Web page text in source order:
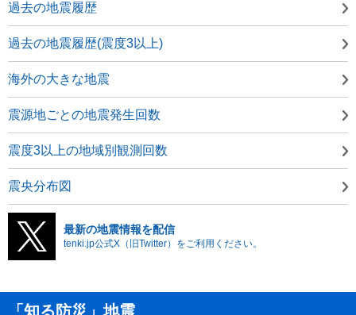
過去の地震履歴
過去の地震履歴(震度3以上)
海外の大きな地震
震源地ごとの地震発生回数
震度3以上の地域別観測回数
震央分布図
最新の地震情報を配信
tenki.jp公式X（旧Twitter）をご利用ください。
「知る防災」地震